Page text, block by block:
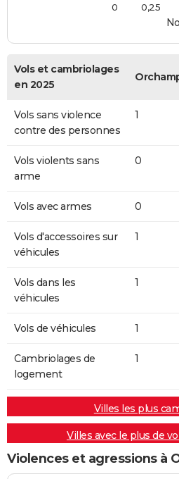
0
0,25
Vols et cambriolages
en 2025
Vols sans violence
contre des personnes
1
Vols violents sans
arme
0
Vols avec armes 0
Vols d'accessoires sur
véhicules
1
Vols dans les
véhicules
1
Vols de véhicules 1
Cambriolages de
logement
1
Villes les plus
Villes avec le plus de
Violences et agressions à